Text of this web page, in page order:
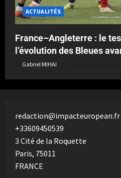
ACTUALITÉS
France–Angleterre : le
l’évolution des Bleues
Gabriel MIHAI
redaction@impacteuropean.fr
+33609450539
3 Cité de la Roquette
Paris, 75011
FRANCE